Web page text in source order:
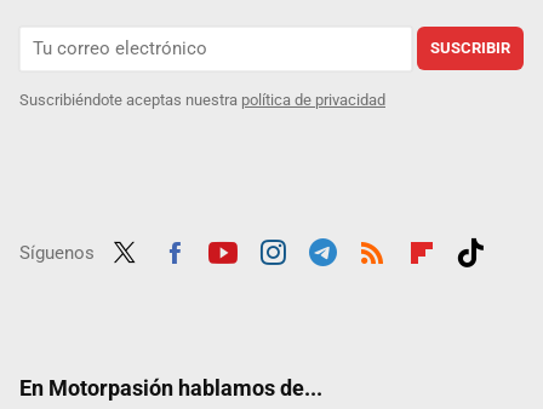
SUSCRIBIR
Suscribiéndote aceptas nuestra política de privacidad
Síguenos
En Motorpasión hablamos de...